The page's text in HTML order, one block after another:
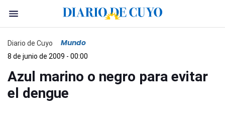
Diario de Cuyo Mundo
8 de junio de 2009 - 00:00
Azul marino o negro para evitar
el dengue